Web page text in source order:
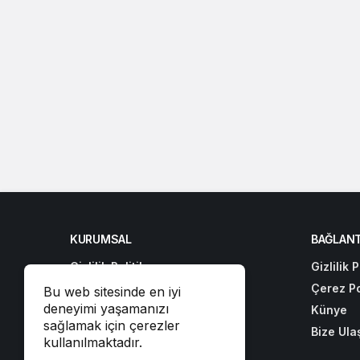
Bu web sitesinde en iyi
deneyimi yaşamanızı
sağlamak için çerezler
kullanılmaktadır.
KURUMSAL
Gizlilik Politikası
Çerez Politikası
Künye
Bize Ulaşın
Gizlilik
Çerez
Künye
Bize